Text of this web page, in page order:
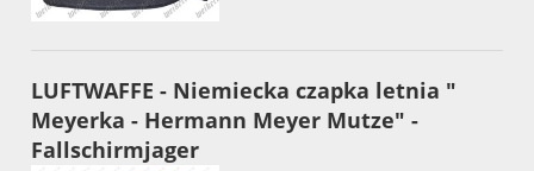
LUFTWAFFE - Niemiecka czapka letnia "
Meyerka - Hermann Meyer Mutze" -
Fallschirmjager